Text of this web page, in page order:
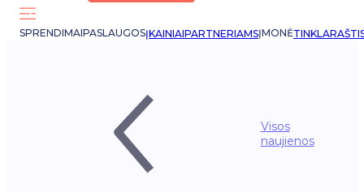
SPRENDIMAIPASLAUGOSĮKAINIAIPARTNERIAMSĮMONĖ
Visos
naujienos